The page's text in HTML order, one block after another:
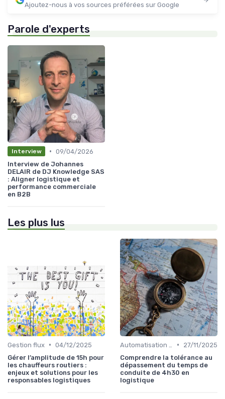
Ajoutez-nous à vos sources préférées sur Google
Parole d'experts
Interview • 09/04/2026
Interview de Johannes
DELAIR de DJ Knowledge SAS
: Aligner logistique et
performance commerciale
en B2B
Les plus lus
Gestion flux • 04/12/2025
Gérer l’amplitude de 15h pour
les chauffeurs routiers :
enjeux et solutions pour les
responsables logistiques
•
27/11/2025
Comprendre la tolérance au
dépassement du temps de
conduite de 4h30 en
logistique